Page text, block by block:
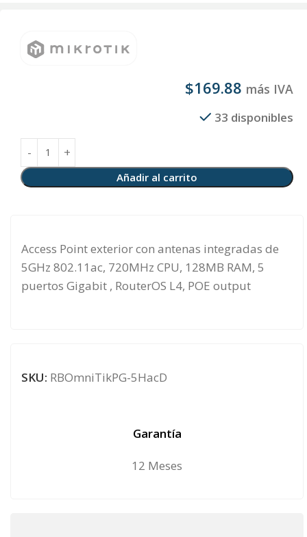
$169.88 más IVA
33 disponibles
Añadir al carrito
Access Point exterior con antenas integradas de
5GHz 802.11ac, 720MHz CPU, 128MB RAM, 5
puertos Gigabit , RouterOS L4, POE output
SKU: RBOmniTikPG-5HacD
Garantía
12 Meses